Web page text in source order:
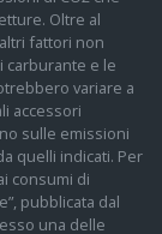
Oltre al
fattori non
carburante e le
variare a
accessori
sulle emissioni
quelli indicati. Per
consumi di
pubblicata dal
una delle